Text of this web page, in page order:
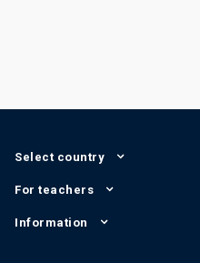
Select country
For teachers
Information